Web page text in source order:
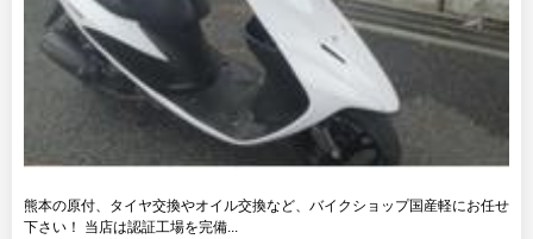
熊本の原付、タイヤ交換やオイル交換など、バイクショップ国産軽にお任せ
下さい！ 当店は認証工場を完備...